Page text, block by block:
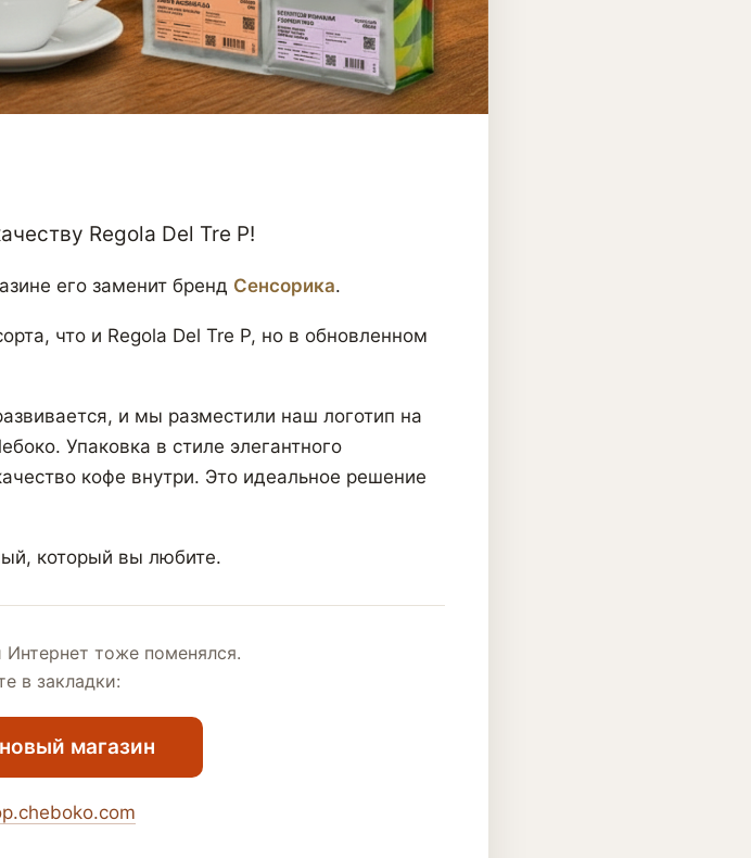
Regola Del Tre P!
его заменит бренд Сенсорика.
что и Regola Del Tre P, но в обновленном
и мы разместили наш логотип на
Упаковка в стиле элегантного
кофе внутри. Это идеальное решение
который вы любите.
Интернет тоже поменялся.
в закладки:
магазин